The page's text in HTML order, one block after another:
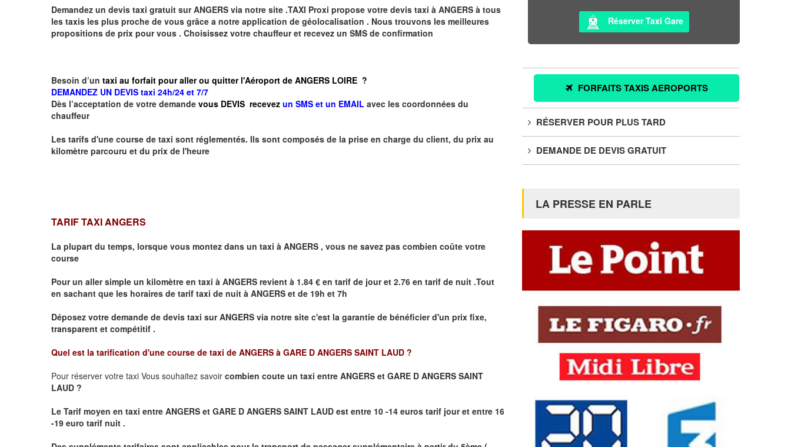
Demandez un devis taxi gratuit surANGERS via notre site .TAXI Proxi propose votre devis taxi à ANGERS à tous
les taxis les plus proche de vous grâce a notre application de géolocalisation . Nous trouvons les meilleures
propositions de prix pour vous . Choisissez votre chauffeur et recevez un SMS de confirmation
Besoin d’un taxi au forfait pour aller ou quitter l'Aéroport de ANGERS LOIRE ?
DEMANDEZ UN DEVIS taxi 24h/24 et 7/7
Dès l’acceptation de votre demande vous DEVIS recevez un SMS et un EMAIL avec les coordonnées du
chauffeur
Les tarifs d'une course de taxi sont réglementés. Ils sont composés de la prise en charge du client, du prix au
kilomètre parcouru et du prix de l'heure
TARIF TAXI ANGERS
La plupart du temps, lorsque vous montez dans un taxi à ANGERS , vous ne savez pas combien coûte votre
course
Pour un aller simple un kilomètre en taxi à ANGERS revient à 1.84 € en tarif de jour et 2.76 en tarif de nuit .Tout
en sachant que les horaires de tarif taxi de nuit à ANGERS et de 19h et 7h
Déposez votre demande de devis taxi surANGERS via notre site c'est la garantie de bénéficier d'un prix fixe,
transparent et compétitif .
Quel est la tarification d'une course de taxi de ANGERS à GARE D ANGERS SAINT LAUD ?
Pour réserver votre taxi Vous souhaitez savoir combien coute un taxi entre ANGERS et GARE D ANGERS SAINT
LAUD ?
Le Tarif moyen en taxi entre ANGERS et GARE D ANGERS SAINT LAUD est entre 10 -14 euros tarif jour et entre 16
-19 euro tarif nuit .
Réserver Taxi Gare
FORFAITS TAXIS AEROPORTS
RÉSERVER POUR PLUS TARD
DEMANDE DE DEVIS GRATUIT
LA PRESSE EN PARLE